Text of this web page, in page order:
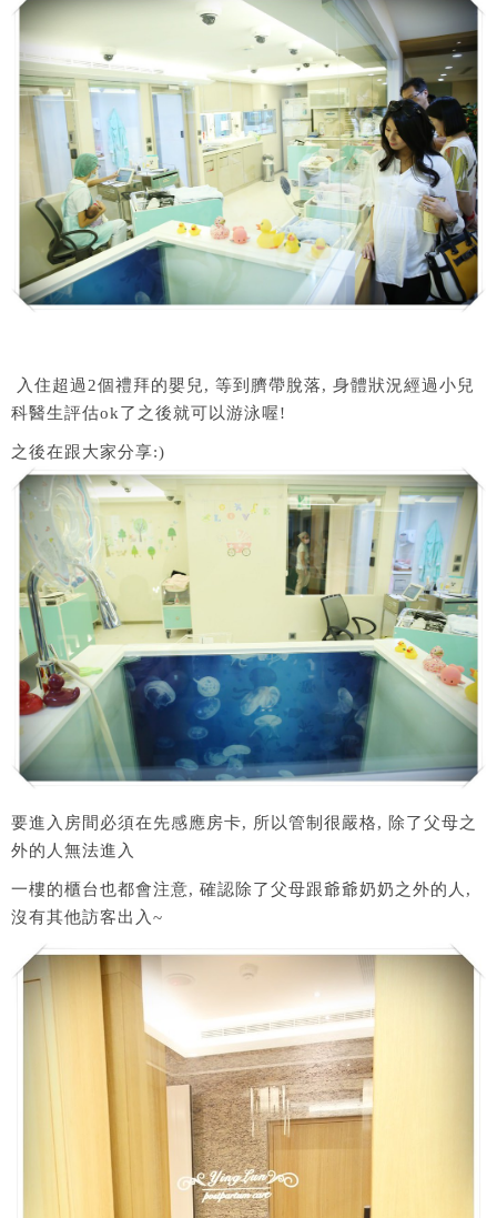
入住超過2個禮拜的嬰兒, 等到臍帶脫落, 身體狀況經過小兒
科醫生評估ok了之後就可以游泳喔!
之後在跟大家分享:)
要進入房間必須在先感應房卡, 所以管制很嚴格, 除了父母之
外的人無法進入
一樓的櫃台也都會注意, 確認除了父母跟爺爺奶奶之外的人,
沒有其他訪客出入~